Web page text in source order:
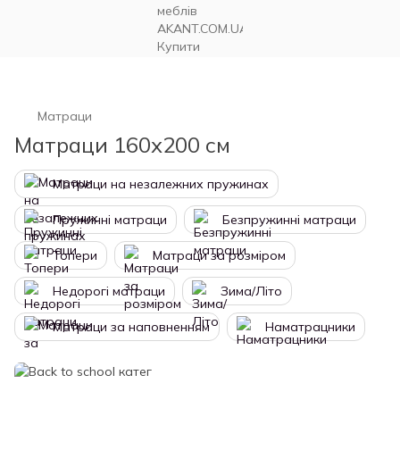
Матраци
Матраци 160х200 см
Матраци на незалежних пружинах
Пружинні матраци Безпружинні матраци
Топери Матраци за розміром
Недорогі матраци Зима/Літо
Матраци за наповненням Наматрацники